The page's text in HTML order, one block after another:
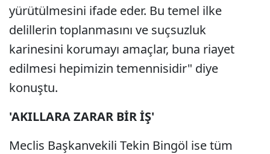
yürütülmesini ifade eder. Bu temel ilke
delillerin toplanmasını ve suçsuzluk
karinesini korumayı amaçlar, buna riayet
edilmesi hepimizin temennisidir" diye
konuştu.
'AKILLARA ZARAR BİR İŞ'
Meclis Başkanvekili Tekin Bingöl ise tüm